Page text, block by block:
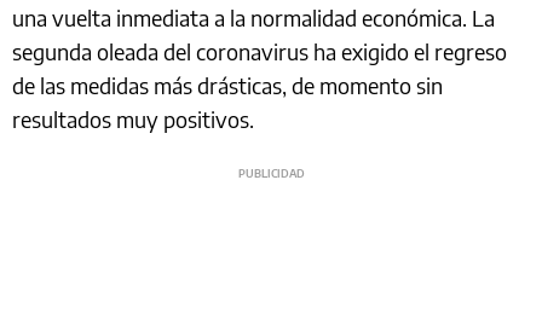
una vuelta inmediata a la normalidad económica. La
segunda oleada del coronavirus ha exigido el regreso
de las medidas más drásticas, de momento sin
resultados muy positivos.